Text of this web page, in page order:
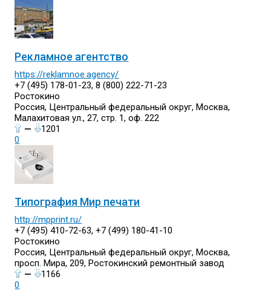
Рекламное агентство
https://reklamnoe.agency/
+7 (495) 178-01-23, 8 (800) 222-71-23
Ростокино
Россия, Центральный федеральный округ, Москва,
Малахитовая ул., 27, стр. 1, оф. 222
—
1201
0
Типография Мир печати
http://mpprint.ru/
+7 (495) 410-72-63, +7 (499) 180-41-10
Ростокино
Россия, Центральный федеральный округ, Москва,
просп. Мира, 209, Ростокинский ремонтный завод
—
1166
0